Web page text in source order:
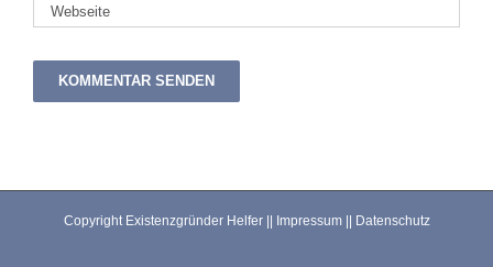
Copyright Existenzgründer Helfer || Impressum|| Datenschutz